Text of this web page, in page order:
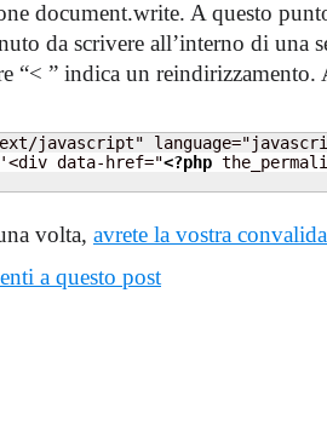
document.write. A questo
da scrivere all’interno di una
“< ” indica un
javascript"
data-href="<?php
volta, avrete la vostra convalida
a questo post